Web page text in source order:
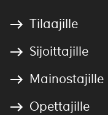
Tilaajille
Sijoittajille
Mainostajille
Opettajille